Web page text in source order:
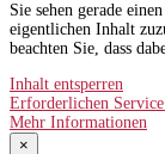
Sie sehen gerade
eigentlichen Inhalt
beachten Sie, dass
Inhalt entsperren
Erforderlichen
Mehr Informationen
×